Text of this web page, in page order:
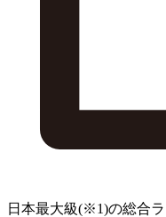
日本最大級(※1)の総合